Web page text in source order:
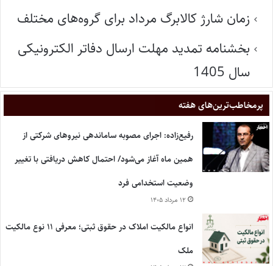
زمان شارژ کالابرگ مرداد برای گروه‌های مختلف
بخشنامه تمدید مهلت ارسال دفاتر الکترونیکی
سال 1405
پر‌مخاطب‌ترین‌های هفته
رفیع‌زاده: اجرای مصوبه ساماندهی نیروهای شرکتی از
همین ماه آغاز می‌شود/ احتمال کاهش دریافتی با تغییر
وضعیت استخدامی فرد
۱۲ مرداد ۱۴۰۵
انواع مالکیت املاک در حقوق ثبتی؛ معرفی ۱۱ نوع مالکیت
ملک